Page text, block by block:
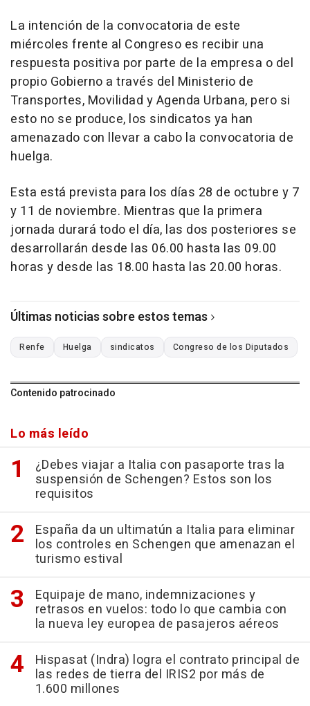
La intención de la convocatoria de este
miércoles frente al Congreso es recibir una
respuesta positiva por parte de la empresa o del
propio Gobierno a través del Ministerio de
Transportes, Movilidad y Agenda Urbana, pero si
esto no se produce, los sindicatos ya han
amenazado con llevar a cabo la convocatoria de
huelga.
Esta está prevista para los días 28 de octubre y 7
y 11 de noviembre. Mientras que la primera
jornada durará todo el día, las dos posteriores se
desarrollarán desde las 06.00 hasta las 09.00
horas y desde las 18.00 hasta las 20.00 horas.
Últimas noticias sobre estos temas
Renfe Huelga sindicatos Congreso de los Diputados
Contenido patrocinado
Lo más leído
¿Debes viajar a Italia con pasaporte tras la
suspensión de Schengen? Estos son los
requisitos
España da un ultimatún a Italia para eliminar
los controles en Schengen que amenazan el
turismo estival
Equipaje de mano, indemnizaciones y
retrasos en vuelos: todo lo que cambia con
la nueva ley europea de pasajeros aéreos
Hispasat (Indra) logra el contrato principal de
las redes de tierra del IRIS2 por más de
1.600 millones